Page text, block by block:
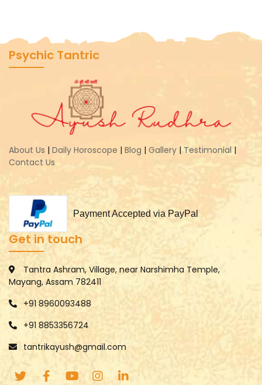
Psychic Tantric
About Us | Daily Horoscope | Blog | Gallery | Testimonial |
Contact Us
Payment Accepted via PayPal
Get in touch
Tantra Ashram, Village, near Narshimha Temple,
Mayang, Assam 782411
+91 8960093488
+91 8853356724
tantrikayush@gmail.com